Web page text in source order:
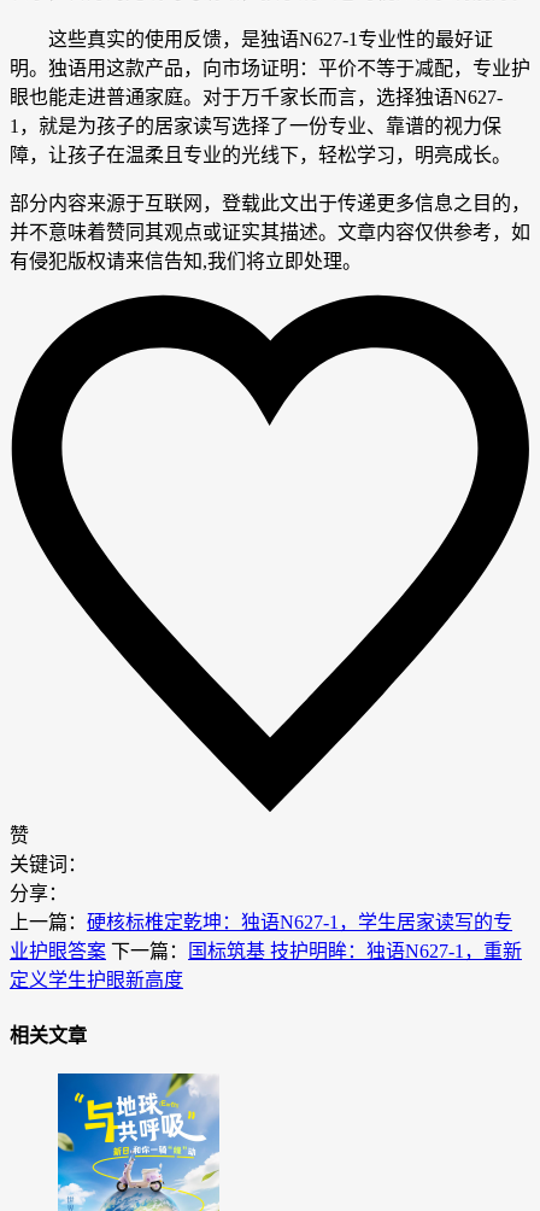
这些真实的使用反馈，是独语N627-1专业性的最好证
明。独语用这款产品，向市场证明：平价不等于减配，专业护
眼也能走进普通家庭。对于万千家长而言，选择独语N627-
1，就是为孩子的居家读写选择了一份专业、靠谱的视力保
障，让孩子在温柔且专业的光线下，轻松学习，明亮成长。
部分内容来源于互联网，登载此文出于传递更多信息之目的，
并不意味着赞同其观点或证实其描述。文章内容仅供参考，如
有侵犯版权请来信告知,我们将立即处理。
赞
关键词：
分享：
上一篇： 硬核标椎定乾坤：独语N627-1，学生居家读写的专
业护眼答案 下一篇：
国标筑基 技护明眸：独语N627-1，重新
定义学生护眼新高度
相关文章